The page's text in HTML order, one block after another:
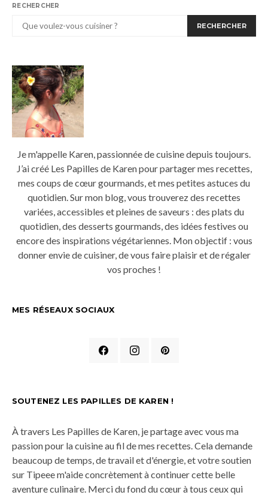
RECHERCHER
RECHERCHER
Je m'appelle Karen, passionnée de cuisine depuis toujours.
J’ai créé Les Papilles de Karen pour partager mes recettes,
mes coups de cœur gourmands, et mes petites astuces du
quotidien. Sur mon blog, vous trouverez des recettes
variées, accessibles et pleines de saveurs : des plats du
quotidien, des desserts gourmands, des idées festives ou
encore des inspirations végétariennes. Mon objectif : vous
donner envie de cuisiner, de vous faire plaisir et de régaler
vos proches !
MES RÉSEAUX SOCIAUX
SOUTENEZ LES PAPILLES DE KAREN !
À travers Les Papilles de Karen, je partage avec vous ma
passion pour la cuisine au fil de mes recettes. Cela demande
beaucoup de temps, de travail et d'énergie, et votre soutien
sur Tipeee m'aide concrètement à continuer cette belle
aventure culinaire. Merci du fond du cœur à tous ceux qui